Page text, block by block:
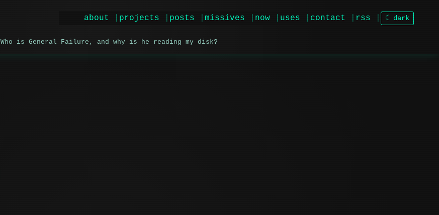
about projects posts missives now uses contact rss ☾ dark
Who is General Failure, and why is he reading my disk?